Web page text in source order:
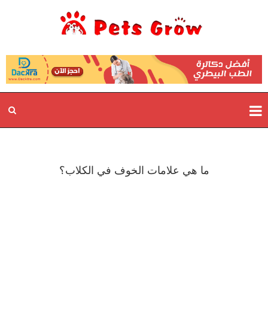
ما هي علامات الخوف في الكلاب؟